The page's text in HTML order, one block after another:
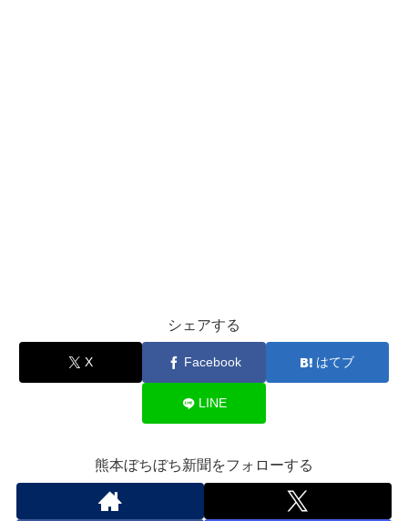
シェアする
X Facebook はてブ
LINE
熊本ぼちぼち新聞をフォローする